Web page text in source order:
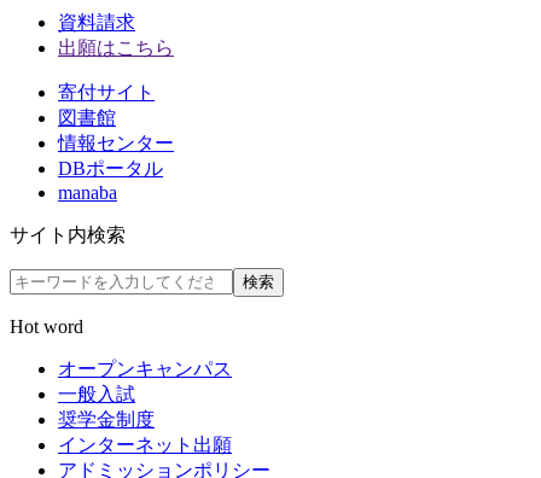
資料請求
出願はこちら
寄付サイト
図書館
情報センター
DBポータル
manaba
サイト内検索
検索
Hot word
オープンキャンパス
一般入試
奨学金制度
インターネット出願
アドミッションポリシー